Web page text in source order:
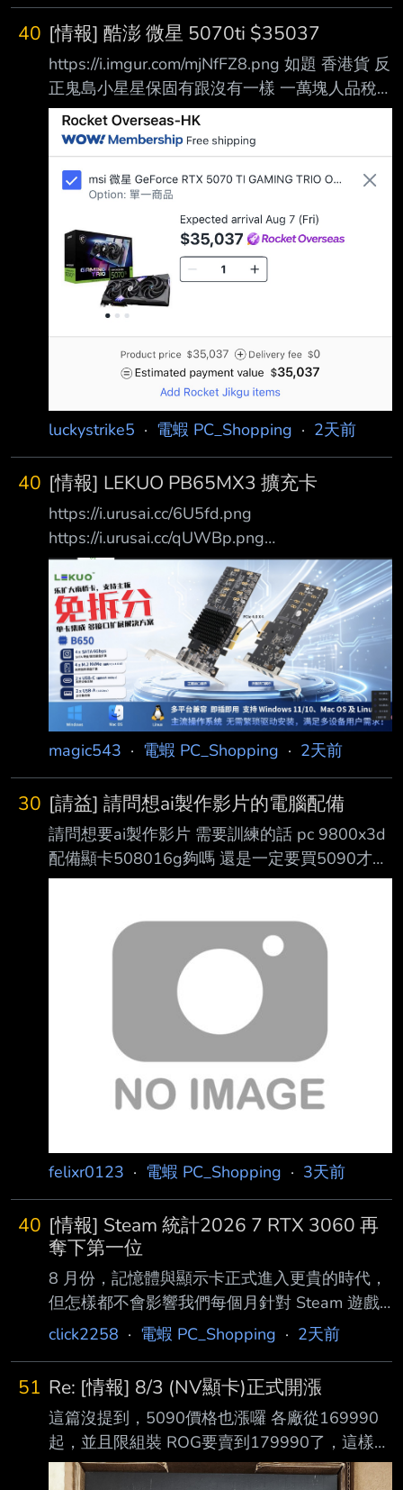
40 [情報] 酷澎 微星 5070ti $35037
https://i.imgur.com/mjNfFZ8.png 如題 香港貨 反
正鬼島小星星保固有跟沒有一樣 一萬塊人品稅
先儲值起來 有剛需裝機的能省則省吧 -- 聽說七
折是虧14000
luckystrike5 · 電蝦 PC_Shopping · 2天前
40 [情報] LEKUO PB65MX3 擴充卡
https://i.urusai.cc/6U5fd.png
https://i.urusai.cc/qUWBp.png
https://i.urusai.cc/1MPt6.png 外媒報導，終於有
中國廠商將 AMD 晶片組變成擴充卡的專案商品
化，這家 名叫「樂擴」(LEKUO) 的廠商推出了
一款名為「PB65MX3」的 PCIe 擴充卡，採用
AMD B650 系統晶片，提供 12 組擴充介面，售
價約 599 人民幣。 據《VideoCardZ》報導，這
張 LEKUO PB65MX3 擴充卡的設計理念，是
magic543 · 電蝦 PC_Shopping · 2天前
30 [請益] 請問想ai製作影片的電腦配備
請問想要ai製作影片 需要訓練的話 pc 9800x3d
配備顯卡508016g夠嗎 還是一定要買5090才能
做ai影片？ 希望速度不要太慢 希望可以本地模
程度 ----- Sent from JPTT on my Xiaomi
25053PC47G. -- 太傷身體 戒很久了 十萬左右
吧 買不起5090 那沒辦法了 謝謝 10萬應該很快
就就打掉了吧？ 跑的出像真人仙劍或真人活俠
傳這麼精緻的ai影片嗎？ 好的 謝謝 不太懂 您的
意思是組線上gpu的算力跑模型嗎
felixr0123 · 電蝦 PC_Shopping · 3天前
40 [情報] Steam 統計2026 7 RTX 3060 再
奪下第一位
8 月份，記憶體與顯示卡正式進入更貴的時代，
但怎樣都不會影響我們每個月針對 Steam 遊戲
平台硬體 & 軟體調查數據的整理，顯示卡排名從
品，只是首二位的顯示卡排名與 6 月份不同。
在 7 月份的數據，GeForce RTX 3060 使用率沒
有任何變化，然而因為第二位的 GeForce RTX
4060 Laptop 使用率降低，而升至第一位；至於
第三位，依舊是 GeForce RTX 4060，但其使用
click2258 · 電蝦 PC_Shopping · 2天前
51 Re: [情報] 8/3 (NV顯卡)正式開漲
這篇沒提到，5090價格也漲囉 各廠從169990
起，並且限組裝 ROG要賣到179990了，這樣看
20週年款定價定低了 -- 喜歡閃閃發光的狐狸